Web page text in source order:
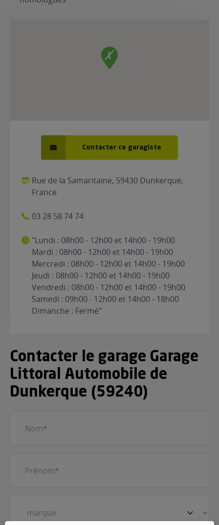
Contacter ce garagiste
Rue de la Samaritaine, 59430 Dunkerque,
France
03 28 58 74 74
"Lundi : 08h00 - 12h00 et 14h00 - 19h00
Mardi : 08h00 - 12h00 et 14h00 - 19h00
Mercredi : 08h00 - 12h00 et 14h00 - 19h00
Jeudi : 08h00 - 12h00 et 14h00 - 19h00
Vendredi : 08h00 - 12h00 et 14h00 - 19h00
Samedi : 09h00 - 12h00 et 14h00 - 18h00
Dimanche : Fermé"
Contacter le garage Garage
Littoral Automobile de
Dunkerque (59240)
véhicule(Nécessaire)